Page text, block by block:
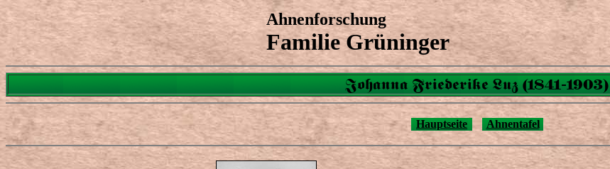
Ahnenforschung
Familie Grüninger
Johanna Friederike Luz (1841-1903)
Hauptseite Ahnentafel